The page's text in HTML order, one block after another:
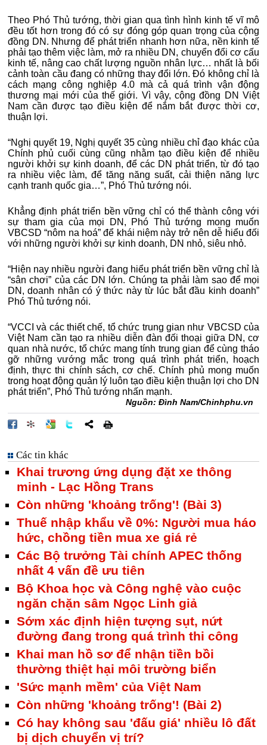
Theo Phó Thủ tướng, thời gian qua tình hình kinh tế vĩ mô
đều tốt hơn trong đó có sự đóng góp quan trọng của cộng
đồng DN. Nhưng để phát triển nhanh hơn nữa, nền kinh tế
phải tạo thêm việc làm, mở ra nhiều DN, chuyển đổi cơ cấu
kinh tế, nâng cao chất lượng nguồn nhân lực… nhất là bối
cảnh toàn cầu đang có những thay đổi lớn. Đó không chỉ là
cách mạng công nghiệp 4.0 mà cả quá trình vận động
thương mại mới của thế giới. Vì vậy, cộng đồng DN Việt
Nam cần được tạo điều kiện để nắm bắt được thời cơ,
thuận lợi.
“Nghị quyết 19, Nghị quyết 35 cùng nhiều chỉ đạo khác của
Chính phủ cuối cùng cũng nhằm tạo điều kiện để nhiều
người khởi sự kinh doanh, để các DN phát triển, từ đó tạo
ra nhiều việc làm, để tăng năng suất, cải thiện năng lực
cạnh tranh quốc gia…”, Phó Thủ tướng nói.
Khẳng định phát triển bền vững chỉ có thể thành công với
sự tham gia của mọi DN, Phó Thủ tướng mong muốn
VBCSD “nôm na hoá” để khái niệm này trở nên dễ hiểu đối
với những người khởi sự kinh doanh, DN nhỏ, siêu nhỏ.
“Hiện nay nhiều người đang hiểu phát triển bền vững chỉ là
“sân chơi” của các DN lớn. Chúng ta phải làm sao để mọi
DN, doanh nhân có ý thức này từ lúc bắt đầu kinh doanh”
Phó Thủ tướng nói.
“VCCI và các thiết chế, tổ chức trung gian như VBCSD của
Việt Nam cần tạo ra nhiều diễn đàn đối thoại giữa DN, cơ
quan nhà nước, tổ chức mang tính trung gian để cùng tháo
gỡ những vướng mắc trong quá trình phát triển, hoạch
định, thực thi chính sách, cơ chế. Chính phủ mong muốn
trong hoạt động quản lý luôn tạo điều kiện thuận lợi cho DN
phát triển”, Phó Thủ tướng nhấn mạnh.
Nguồn: Đình Nam/Chinhphu.vn
Các tin khác
Khai trương ứng dụng đặt xe thông
minh - Lạc Hồng Trans
Còn những 'khoảng trống'! (Bài 3)
Thuế nhập khẩu về 0%: Người mua háo
hức, chồng tiền mua xe giá rẻ
Các Bộ trưởng Tài chính APEC thống
nhất 4 vấn đề ưu tiên
Bộ Khoa học và Công nghệ vào cuộc
ngăn chặn sâm Ngọc Linh giả
Sớm xác định hiện tượng sụt, nứt
đường đang trong quá trình thi công
Khai man hồ sơ để nhận tiền bồi
thường thiệt hại môi trường biển
'Sức mạnh mềm' của Việt Nam
Còn những 'khoảng trống'! (Bài 2)
Có hay không sau 'đấu giá' nhiều lô đất
bị dịch chuyển vị trí?